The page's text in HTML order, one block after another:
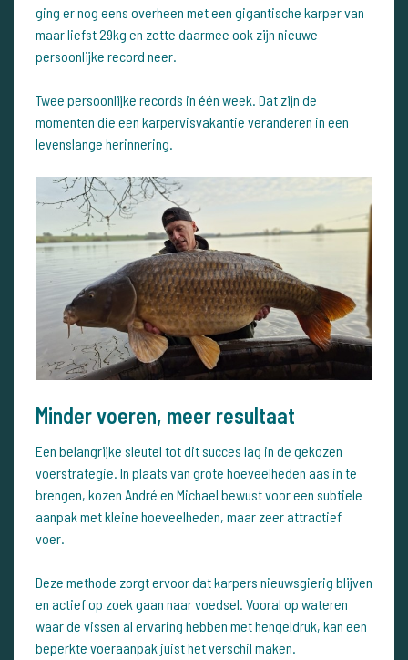
ging er nog eens overheen met een gigantische karper van
maar liefst 29kg en zette daarmee ook zijn nieuwe
persoonlijke record neer.
Twee persoonlijke records in één week. Dat zijn de
momenten die een karpervisvakantie veranderen in een
levenslange herinnering.
Minder voeren, meer resultaat
Een belangrijke sleutel tot dit succes lag in de gekozen
voerstrategie. In plaats van grote hoeveelheden aas in te
brengen, kozen André en Michael bewust voor een subtiele
aanpak met kleine hoeveelheden, maar zeer attractief
voer.
Deze methode zorgt ervoor dat karpers nieuwsgierig blijven
en actief op zoek gaan naar voedsel. Vooral op wateren
waar de vissen al ervaring hebben met hengeldruk, kan een
beperkte voeraanpak juist het verschil maken.